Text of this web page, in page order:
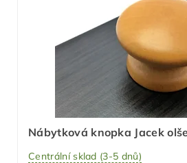
Nábytková knopka Jacek
Centrální sklad (3-5 dnů)